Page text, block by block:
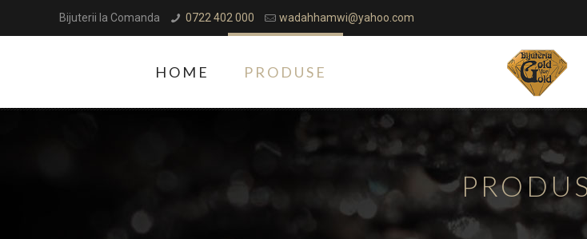
Bijuterii la Comanda 0722 402 000 wadahhamwi@yahoo.com
HOME PRODUSE